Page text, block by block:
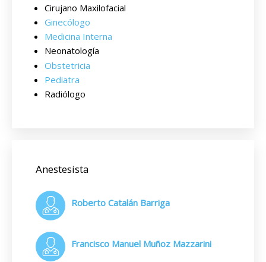
Cirujano Maxilofacial
Ginecólogo
Medicina Interna
Neonatología
Obstetricia
Pediatra
Radiólogo
Anestesista
Roberto Catalán Barriga
Francisco Manuel Muñoz Mazzarini